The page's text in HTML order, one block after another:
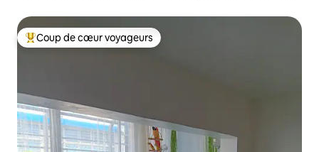
Coups de cœur voyageurs les plus appréciés
Coup de cœur voyageurs